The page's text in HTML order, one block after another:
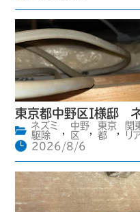
東京都中野区I様邸
ネズミ
駆除
,
中野
区
,
東京
都
,
関
リ
2026/8/6